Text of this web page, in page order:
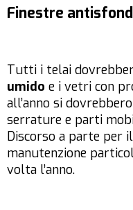
Finestre
Tutti i telai
umido e i vetri con
all’anno si dovrebbero
serrature e parti
Discorso a parte per
manutenzione
volta l’anno.